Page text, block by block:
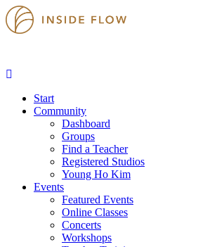
Start
Community
Dashboard
Groups
Find a Teacher
Registered Studios
Young Ho Kim
Events
Featured Events
Online Classes
Concerts
Workshops